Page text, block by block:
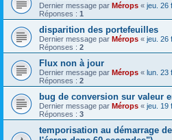
Dernier message par Mérops « jeu. 26
Réponses : 1
disparition des portefeuilles
Dernier message par Mérops « jeu. 26
Réponses : 2
Flux non à jour
Dernier message par Mérops « lun. 23
Réponses : 2
bug de conversion sur valeur
Dernier message par Mérops « jeu. 19
Réponses : 3
temporisation au démarrage